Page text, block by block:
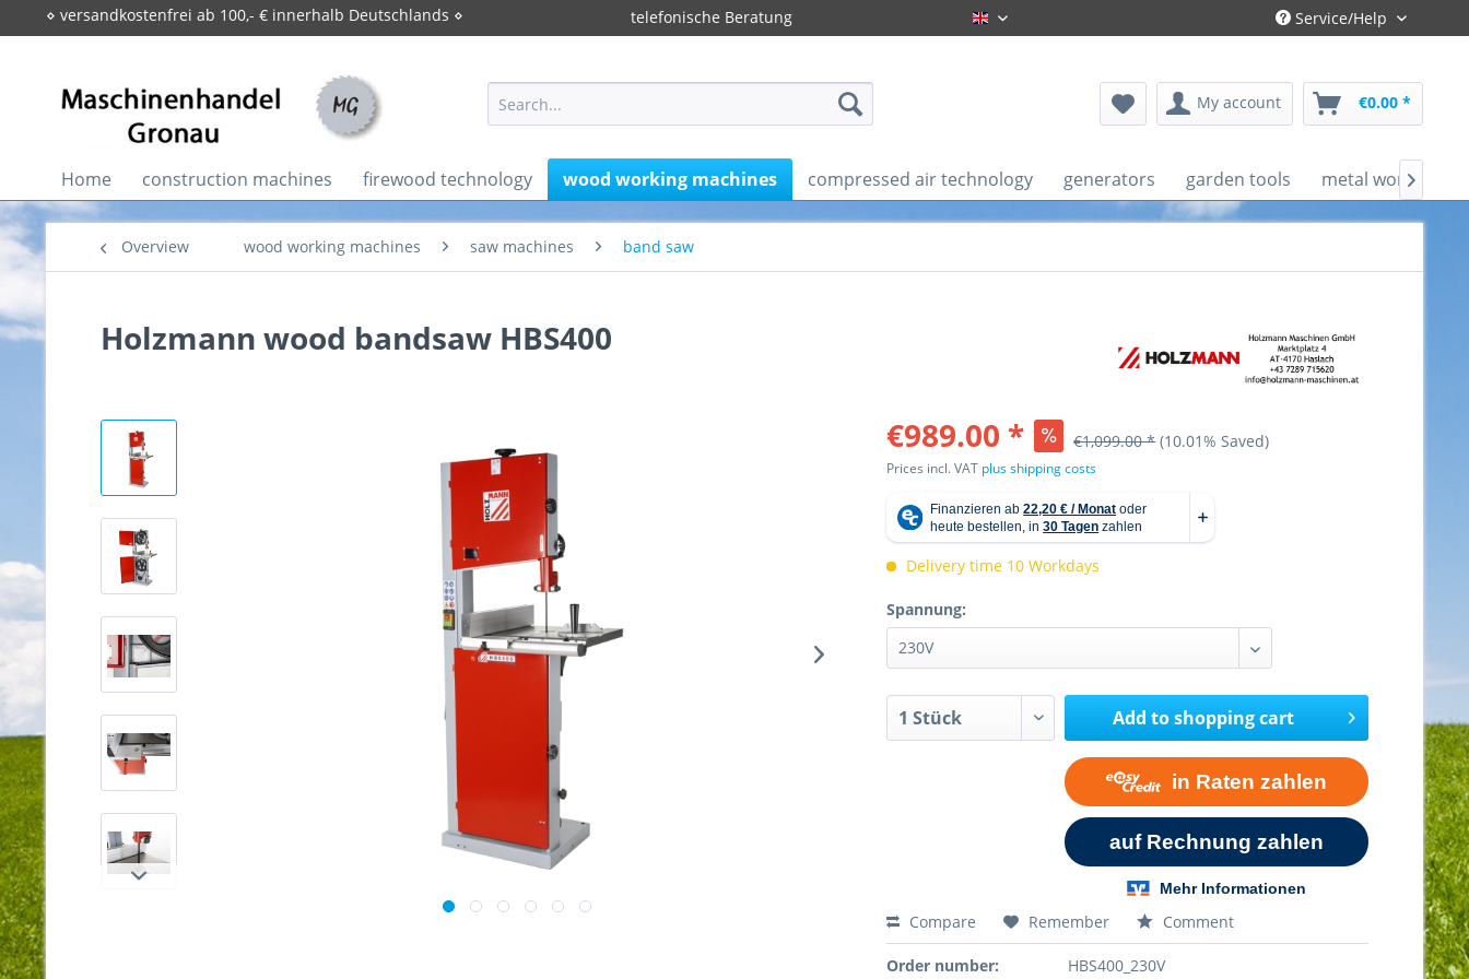
⋄ versandkostenfrei ab 100,- € innerhalb Deutschlands ⋄ telefonische Beratung Gronau-Englisch Service/Help
My account €0.00 *
Home construction machines firewood technology wood working machines compressed air technology generators garden tools metal working

Overview wood working machines saw machines band saw
Holzmann wood bandsaw HBS400
€989.00 * €1,099.00 * (10.01% Saved)
Prices incl. VAT plus shipping costs
Delivery time 10 Workdays
Spannung:
Add toshopping cart
Compare Remember Comment
Order number: HBS400_230V